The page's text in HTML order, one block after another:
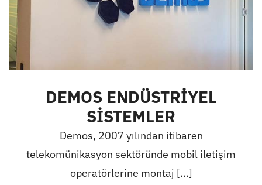
DEMOS ENDÜSTRİYEL
SİSTEMLER
Demos, 2007 yılından itibaren
telekomünikasyon sektöründe mobil iletişim
operatörlerine montaj [...]